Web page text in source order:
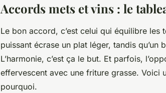
Accords mets et vins : le
Le bon accord, c’est celui qui équilibre les
puissant écrase un plat léger, tandis
L’harmonie, c’est ça le but. Et parfois,
effervescent avec une friture grasse. Voici
pourquoi.